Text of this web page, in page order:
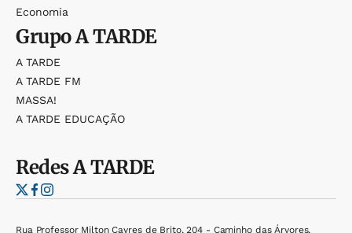
Economia
GrupoA TARDE
A TARDE
A TARDE FM
MASSA!
A TARDE EDUCAÇÃO
RedesA TARDE
Rua Professor Milton Cayres de Brito, 204 - Caminho das Árvores,